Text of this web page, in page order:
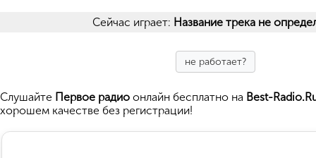
Сейчас играет: Название трека не
не работает?
Cлушайте Первое радио онлайн бесплатно на Best-
хорошем качестве без регистрации!